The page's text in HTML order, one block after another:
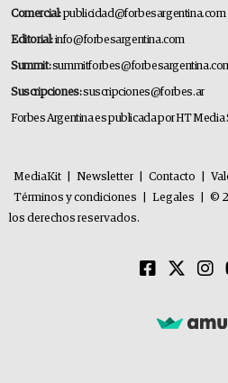
Comercial:publicidad@forbesargentina.com
Editorial:info@forbesargentina.com
Summit:
Suscripciones:suscripciones@forbes.ar
Forbes Argentina es publicada por HT Media
MediaKit Newsletter Contacto
Términos y condiciones
Legales
©
los derechos reservados.